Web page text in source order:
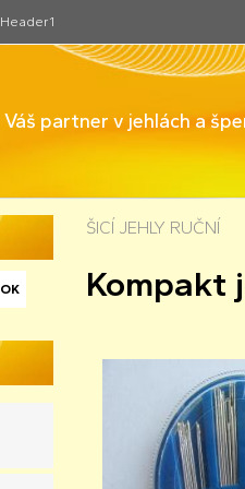
Header1
Váš partner v jehlách a
ŠICÍ JEHLY RUČNÍ
Kompakt